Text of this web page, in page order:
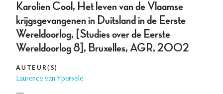
Karolien Cool, Het leven van de Vlaamse
krijgsgevangenen in Duitsland in de Eerste
Wereldoorlog, [Studies over de Eerste
Wereldoorlog 8], Bruxelles, AGR, 2002
AUTEUR(S)
Laurence van Ypersele